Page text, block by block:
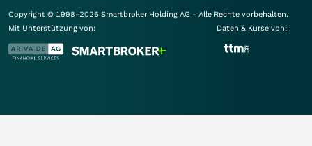
Copyright © 1998-2026 Smartbroker Holding AG - Alle Rechte vorbehalten.
Mit Unterstützung von:
Daten & Kurse von: